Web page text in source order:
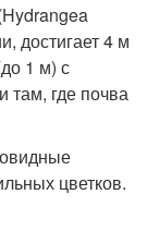
достигает 4 м
1 м) с
там, где почва
цветков.